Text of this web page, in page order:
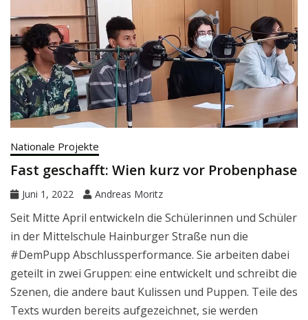
Nationale Projekte
Fast geschafft: Wien kurz vor Probenphase
Juni 1, 2022 Andreas Moritz
Seit Mitte April entwickeln die Schülerinnen und Schüler
in der Mittelschule Hainburger Straße nun die
#DemPupp Abschlussperformance. Sie arbeiten dabei
geteilt in zwei Gruppen: eine entwickelt und schreibt die
Szenen, die andere baut Kulissen und Puppen. Teile des
Texts wurden bereits aufgezeichnet, sie werden